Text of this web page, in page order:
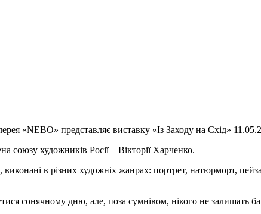
«NEBO» представляє виставку «Із Заходу на Схід»
союзу художників Росії – Вікторії Харченко.
виконані в різних художніх жанрах: портрет, натюрморт,
сонячному дню, але, поза сумнівом, нікого не залишать